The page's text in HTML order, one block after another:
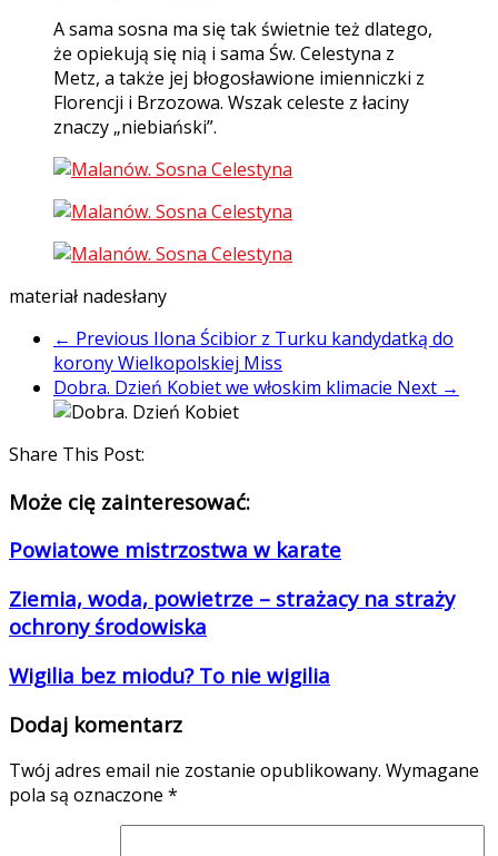
A sama sosna ma się tak świetnie też dlatego,
że opiekują się nią i sama Św. Celestyna z
Metz, a także jej błogosławione imienniczki z
Florencji i Brzozowa. Wszak celeste z łaciny
znaczy „niebiański”.
materiał nadesłany
← Previous Ilona Ścibior z Turku kandydatką do
korony Wielkopolskiej Miss
Dobra. Dzień Kobiet we włoskim klimacie Next →
Share This Post:
Może cię zainteresować:
Powiatowe mistrzostwa w karate
Ziemia, woda, powietrze – strażacy na straży
ochrony środowiska
Wigilia bez miodu? To nie wigilia
Dodaj komentarz
Twój adres email nie zostanie opublikowany. Wymagane
pola są oznaczone *